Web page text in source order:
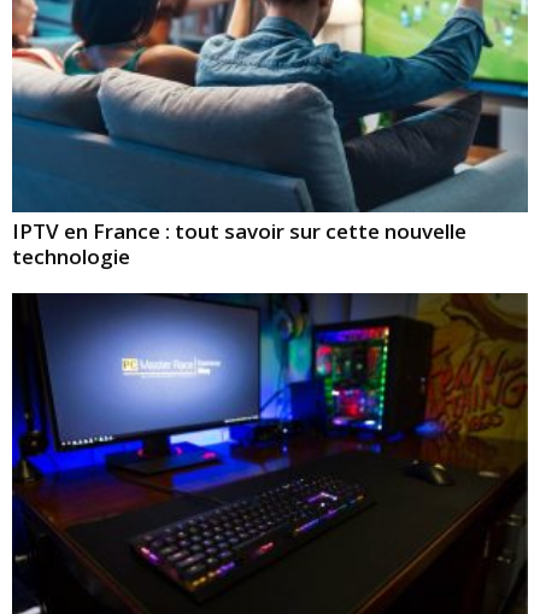
IPTV en France : tout savoir sur cette nouvelle
technologie